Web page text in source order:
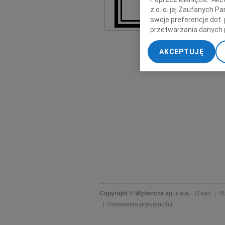
Copyright © Wyborcza sp. z o.o. O nas
Ustawienia prywatności
z o. o. jej Zaufanych
swoje preferencje dot.
przetwarzania danych
„Ustawienia
My, nasi Zaufani
dokładnych danych
Przechowywanie
AKCEPTUJĘ